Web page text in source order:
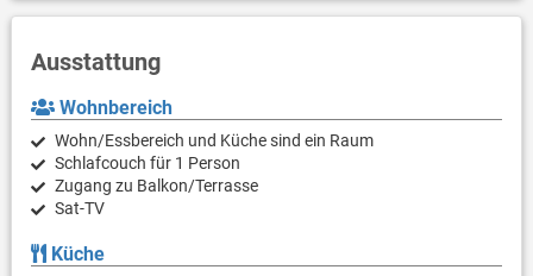
Ausstattung
Wohnbereich
Wohn/Essbereich und Küche sind ein Raum
Schlafcouch für 1 Person
Zugang zu Balkon/Terrasse
Sat-TV
Küche